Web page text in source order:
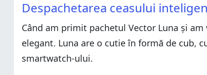
Experiența de utilizare a smartwatch-ului Vector
Verdict
Design și calitatea construcției smartwatch-ului
Experiența de utilizare a smartwatch-ului Vector
Verdict
Despachetarea ceasului
Când am primit pachetul Vector Luna și
elegant. Luna are o cutie în formă de cub,
smartwatch-ului.